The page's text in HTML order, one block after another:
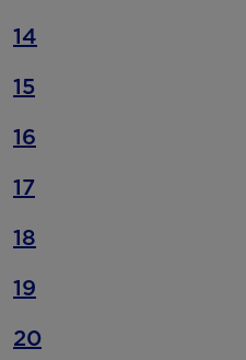
14
15
16
17
18
19
20